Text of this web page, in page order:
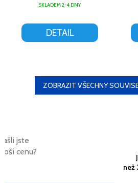
jste
cenu?
než
SKLADEM 2-4 DNY
DETAIL
ZOBRAZIT VŠECHNY